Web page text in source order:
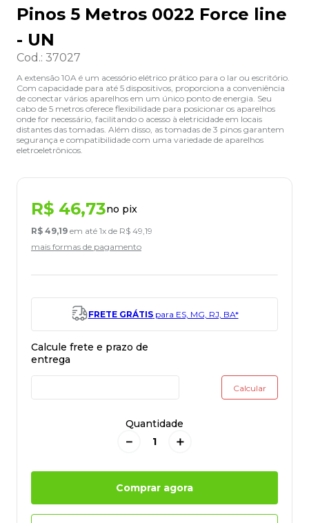
Pinos 5 Metros 0022 Force line
- UN
Cod.: 37027
A extensão 10A é um acessório elétrico prático para o lar ou escritório.
Com capacidade para até 5 dispositivos, proporciona a conveniência
de conectar vários aparelhos em um único ponto de energia. Seu
cabo de 5 metros oferece flexibilidade para posicionar os aparelhos
onde for necessário, facilitando o acesso à eletricidade em locais
distantes das tomadas. Além disso, as tomadas de 3 pinos garantem
segurança e compatibilidade com uma variedade de aparelhos
eletroeletrônicos.
R$ 46,73no pix
R$ 49,19 em até 1x de R$ 49,19
mais formas de pagamento
FRETE GRÁTISpara ES, MG, RJ, BA*
Quantidade
＋
－
Comprar agora